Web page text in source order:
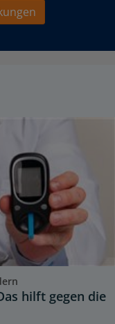
hilft gegen die